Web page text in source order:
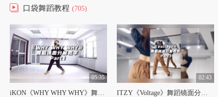
口袋舞蹈教程 (705)
05:35
iKON《WHY WHY WHY》舞蹈镜面分解教学Part1【口袋教学】#WHYWHYWHY#iKON
02:43
ITZY《Voltage》舞蹈镜面分解教学Part3【口袋教学】#Voltage#ITZY